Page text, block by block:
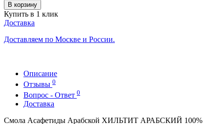
В корзину
Купить в 1 клик
Доставка
Доставляем по Москве и России.
Описание
Отзывы 0
Вопрос - Ответ 0
Доставка
Смола Асафетиды Арабской ХИЛЬТИТ АРАБСКИЙ 100%